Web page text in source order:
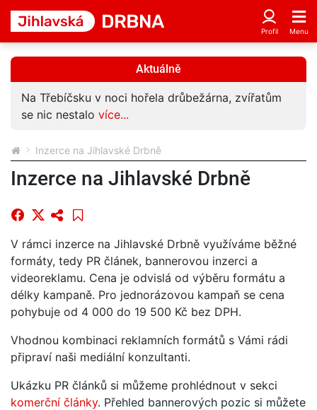
Aktuálně
Na Třebíčsku v noci hořela drůbežárna, zvířatům
se nic nestalo více...
Inzerce na Jihlavské Drbně
Inzerce na Jihlavské Drbně
V rámci inzerce na Jihlavské Drbně využíváme běžné
formáty, tedy PR článek, bannerovou inzerci a
videoreklamu. Cena je odvislá od výběru formátu a
délky kampaně. Pro jednorázovou kampaň se cena
pohybuje od 4 000 do 19 500 Kč bez DPH.
Vhodnou kombinaci reklamních formátů s Vámi rádi
připraví naši mediální konzultanti.
Ukázku PR článků si můžeme prohlédnout v sekci
komerční články. Přehled bannerových pozic si můžete